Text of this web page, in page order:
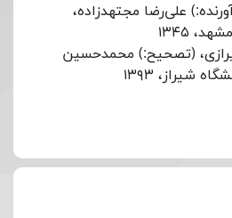
علی‌رضا مجتهدزاده،
۱۳۴۵
(تصحیح:) محمدحسین
شیراز، ۱۳۹۳